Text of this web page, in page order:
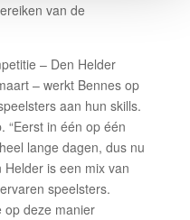
van de
– Den Helder
– werkt Bennes op
aan hun skills.
“Eerst in één op één
lange dagen, dus nu
is een mix van
speelsters.
op deze manier